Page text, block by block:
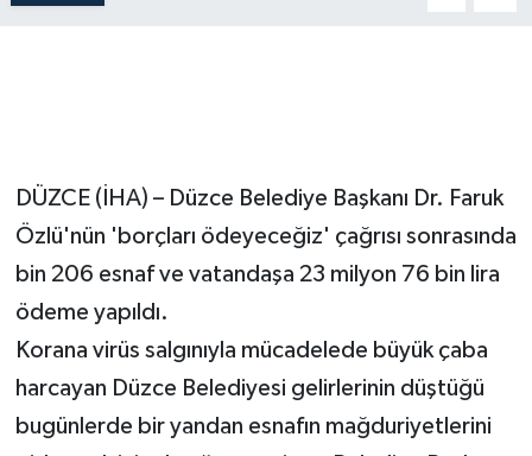
DÜZCE (İHA) – Düzce Belediye Başkanı Dr. Faruk
Özlü'nün 'borçları ödeyeceğiz' çağrısı sonrasında
bin 206 esnaf ve vatandaşa 23 milyon 76 bin lira
ödeme yapıldı.
Korana virüs salgınıyla mücadelede büyük çaba
harcayan Düzce Belediyesi gelirlerinin düştüğü
bugünlerde bir yandan esnafın mağduriyetlerini
Yaşam